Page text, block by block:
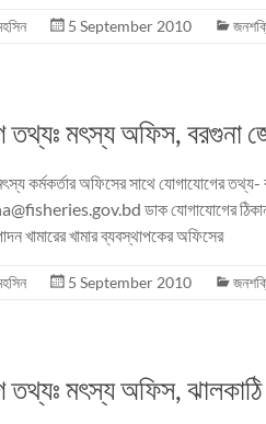
5 September 2010
তথ্যঃ মৎস্য অফিস, বরগুনা
কর্মকর্তার অফিসের সাথে যোগাযোগের
ডাক যোগাযোগের ঠিকানাঃ
খামারের খামার ব্যবস্থাপকের অফিসের
5 September 2010
তথ্যঃ মৎস্য অফিস,